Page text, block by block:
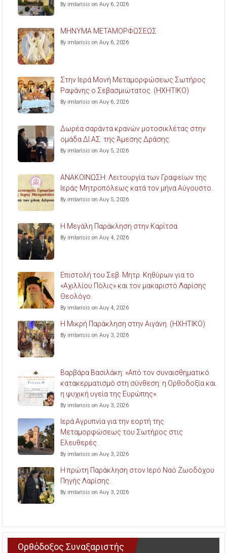
By imlarisis on Αυγ 6, 2026
ΜΗΝΥΜΑ ΜΕΤΑΜΟΡΦΩΣΕΩΣ
By imlarisis on Αυγ 6, 2026
Στην Ιερά Μονή Μεταμορφώσεως Σωτήρος
Ραψάνης ο Σεβασμιώτατος. (ΗΧΗΤΙΚΟ)
By imlarisis on Αυγ 6, 2026
Δωρέα σαράντα κρανών μοτοσικλέτας στην
ομάδα ΔΙ.ΑΣ. της Άμεσης Δράσης.
By imlarisis on Αυγ 5, 2026
ΑΝΑΚΟΙΝΩΣΗ: Λειτουργία των Γραφείων της
Ιεράς Μητροπόλεως κατά τον μήνα Αύγουστο.
By imlarisis on Αυγ 5, 2026
Η Μεγάλη Παράκληση στην Καρίτσα.
By imlarisis on Αυγ 4, 2026
Επιστολή του Σεβ. Μητρ. Κηθύρων για το
«Αχιλλίου Πόλις» και τον μακαριστό Λαρίσης
Θεολόγο.
By imlarisis on Αυγ 4, 2026
Η Μικρή Παράκληση στην Αιγάνη. (ΗΧΗΤΙΚΟ)
By imlarisis on Αυγ 3, 2026
Βαρβάρα Βασιλάκη: «Από τον συναισθηματικό
κατακερματισμό στη σύνθεση: η Ορθοδοξία και
η ψυχική υγεία της Ευρώπης».
By imlarisis on Αυγ 3, 2026
Ιερά Αγρυπνία για την εορτή της
Μεταμορφώσεως του Σωτήρος στις
Ελευθερές.
By imlarisis on Αυγ 3, 2026
Η πρώτη Παράκληση στον Ιερό Ναό Ζωοδόχου
Πηγής Λαρίσης.
By imlarisis on Αυγ 3, 2026
Ορθόδοξος Συναξαριστής